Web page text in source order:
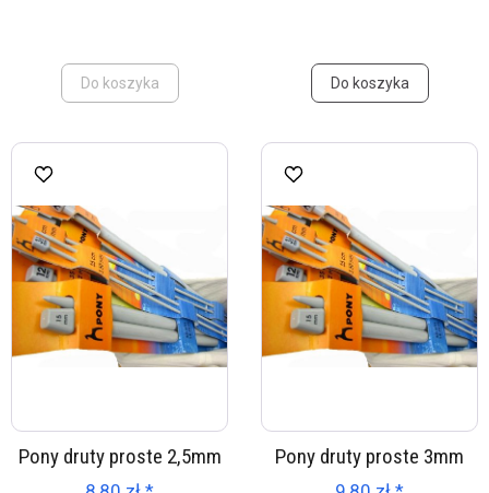
Do koszyka Do koszyka
Pony druty proste 2,5mm Pony druty proste 3mm